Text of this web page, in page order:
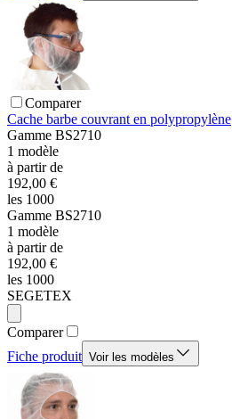
Comparer
Cache barbe couvrant en polypropylène
Gamme BS2710
1 modèle
à partir de
192,00 €
les 1000
Gamme BS2710
1 modèle
à partir de
192,00 €
les 1000
SEGETEX
Comparer
Fiche produit Voir les modèles